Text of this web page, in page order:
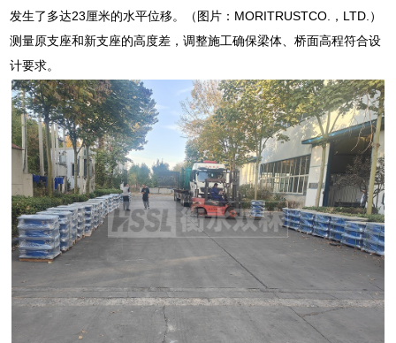
发生了多达23厘米的水平位移。（图片：MORITRUSTCO.，LTD.）
测量原支座和新支座的高度差，调整施工确保梁体、桥面高程符合设
计要求。